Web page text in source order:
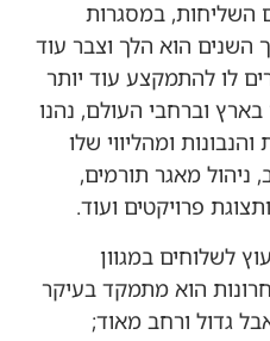
השליחות, במסגרות
הוא הלך וצבר עוד
לו להתמקצע עוד יותר
וברחבי העולם, נהנו
ומהליווי שלו
ניהול מאגר תורמים,
פרויקטים ועוד.
לשלוחים במגוון
הוא מתמקד בעיקר
גדול ורחב מאוד;